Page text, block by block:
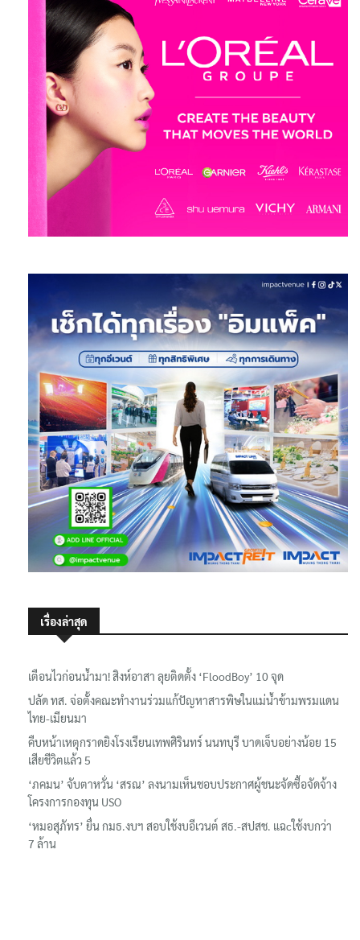
เรื่องล่าสุด
เตือนไวก่อนน้ำมา! สิงห์อาสา ลุยติดตั้ง ‘FloodBoy’ 10 จุด
ปลัด ทส. จ่อตั้งคณะทำงานร่วมแก้ปัญหาสารพิษในแม่น้ำข้ามพรมแดน
ไทย-เมียนมา
คืบหน้าเหตุกราดยิงโรงเรียนเทพศิรินทร์ นนทบุรี บาดเจ็บอย่างน้อย 15
เสียชีวิตแล้ว 5
‘ภคมน’ จับตาหวั่น ‘สรณ’ ลงนามเห็นชอบประกาศผู้ชนะจัดซื้อจัดจ้าง
โครงการกองทุน USO
‘หมอสุภัทร’ ยื่น กมธ.งบฯ สอบใช้งบอีเวนต์ สธ.-สปสช. แฉcใช้งบกว่า
7 ล้าน